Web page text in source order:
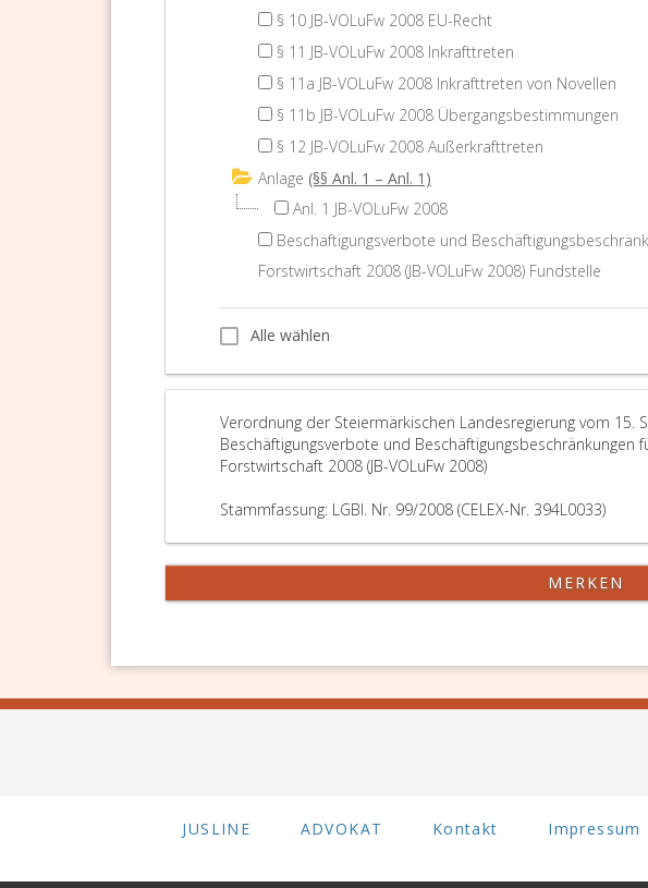
§ 10 JB-VOLuFw 2008 EU-Recht
§ 11 JB-VOLuFw 2008 Inkrafttreten
§ 11a JB-VOLuFw 2008 Inkrafttreten von Novellen
§ 11b JB-VOLuFw 2008 Übergangsbestimmungen
§ 12 JB-VOLuFw 2008 Außerkrafttreten
Anlage (§§ Anl. 1 – Anl. 1)
Anl. 1 JB-VOLuFw 2008
Beschäftigungsverbote und
Forstwirtschaft 2008 (JB-VOLuFw 2008) Fundstelle
Alle wählen
Alle wählen
Verordnung der Steiermärkischen Landesregierung vom 15.
Beschäftigungsverbote und Beschäftigungsbeschränkungen
Forstwirtschaft 2008 (JB-VOLuFw 2008)
Stammfassung: LGBl. Nr. 99/2008 (CELEX-Nr. 394L0033)
MERKEN
JUSLINE ADVOKAT Kontakt Impressum